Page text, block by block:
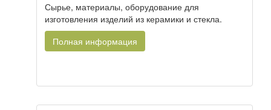
Сырье, материалы, оборудование для
изготовления изделий из керамики и стекла.
Полная информация